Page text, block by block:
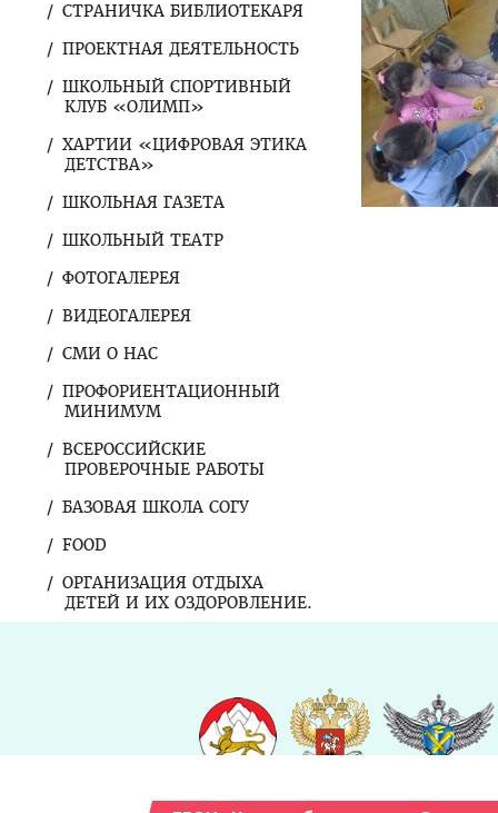
СТРАНИЧКА БИБЛИОТЕКАРЯ
ПРОЕКТНАЯ ДЕЯТЕЛЬНОСТЬ
ШКОЛЬНЫЙ СПОРТИВНЫЙ
КЛУБ «ОЛИМП»
ХАРТИИ «ЦИФРОВАЯ ЭТИКА
ДЕТСТВА»
ШКОЛЬНАЯ ГАЗЕТА
ШКОЛЬНЫЙ ТЕАТР
ФОТОГАЛЕРЕЯ
ВИДЕОГАЛЕРЕЯ
СМИ О НАС
ПРОФОРИЕНТАЦИОННЫЙ
МИНИМУМ
ВСЕРОССИЙСКИЕ
ПРОВЕРОЧНЫЕ РАБОТЫ
БАЗОВАЯ ШКОЛА СОГУ
FOOD
ОРГАНИЗАЦИЯ ОТДЫХА
ДЕТЕЙ И ИХ ОЗДОРОВЛЕНИЕ.